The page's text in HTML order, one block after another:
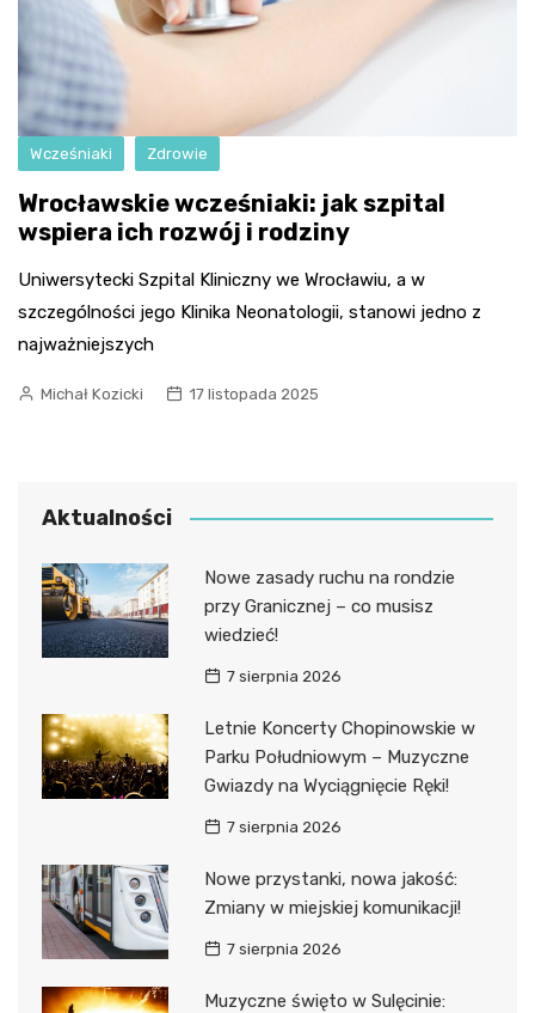
Wcześniaki Zdrowie
Wrocławskie wcześniaki: jak szpital
wspiera ich rozwój i rodziny
Uniwersytecki Szpital Kliniczny we Wrocławiu, a w
szczególności jego Klinika Neonatologii, stanowi jedno z
najważniejszych
Michał Kozicki 17 listopada 2025
Aktualności
Nowe zasady ruchu na rondzie
przy Granicznej – co musisz
wiedzieć!
7 sierpnia 2026
Letnie Koncerty Chopinowskie w
Parku Południowym – Muzyczne
Gwiazdy na Wyciągnięcie Ręki!
7 sierpnia 2026
Nowe przystanki, nowa jakość:
Zmiany w miejskiej komunikacji!
7 sierpnia 2026
Muzyczne święto w Sulęcinie: